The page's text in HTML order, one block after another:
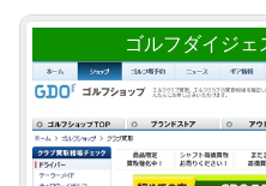
ゴルフダイジェ